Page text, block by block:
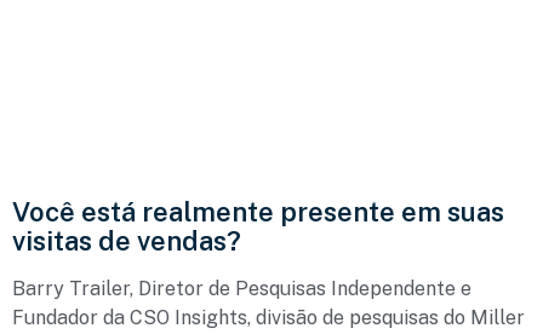
Você está realmente presente em suas
visitas de vendas?
Barry Trailer, Diretor de Pesquisas Independente e
Fundador da CSO Insights, divisão de pesquisas do Miller